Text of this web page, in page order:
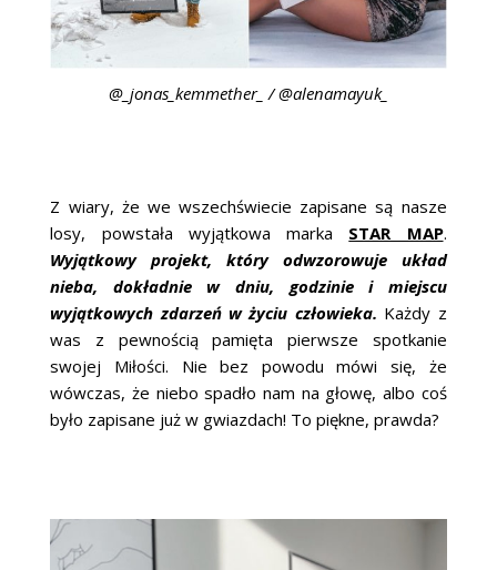
@_jonas_kemmether_ / @alenamayuk_
Z wiary, że we wszechświecie zapisane są nasze
losy, powstała wyjątkowa marka STAR MAP.
Wyjątkowy projekt, który odwzorowuje układ
nieba, dokładnie w dniu, godzinie i miejscu
wyjątkowych zdarzeń w życiu człowieka. Każdy z
was z pewnością pamięta pierwsze spotkanie
swojej Miłości. Nie bez powodu mówi się, że
wówczas, że niebo spadło nam na głowę, albo coś
było zapisane już w gwiazdach! To piękne, prawda?